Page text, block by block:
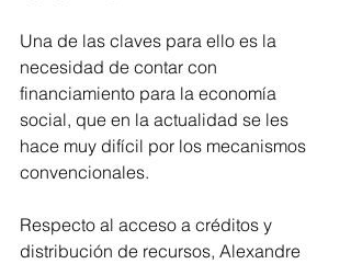
Una de las claves para ello es la
necesidad de contar con
financiamiento para la economía
social, que en la actualidad se les
hace muy difícil por los mecanismos
convencionales.
Respecto al acceso a créditos y
distribución de recursos, Alexandre